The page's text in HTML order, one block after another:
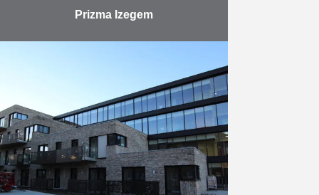
Prizma Izegem
met Prizma Izegem een nieuw
Scholen van Morgen-project op. In
het gebouw, langs de buitenzijde
gekenmerkt door …
Meer